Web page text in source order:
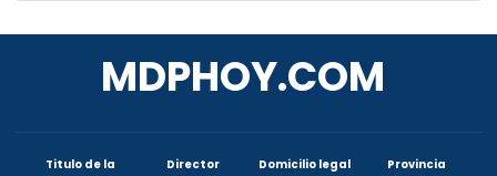
MDPHOY.COM
Titulo de la
Director
Domicilio legal
Provincia